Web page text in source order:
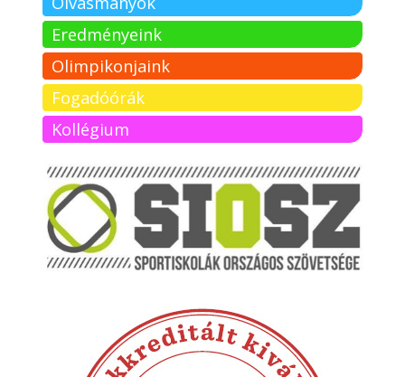
Eredményeink
Olimpikonjaink
Fogadóórák
Kollégium